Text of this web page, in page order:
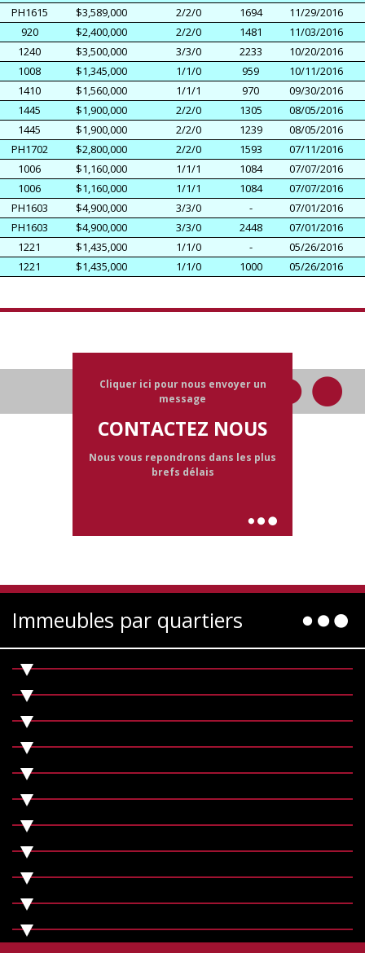
PH1615
$3,589,000 2/2/0 1694
11/29/2016
920
$2,400,000 2/2/0 1481
11/03/2016
1240
$3,500,000 3/3/0 2233
10/20/2016
1008
$1,345,000 1/1/0 959
10/11/2016
1410
$1,560,000 1/1/1 970
09/30/2016
1445
$1,900,000 2/2/0 1305
08/05/2016
1445
$1,900,000 2/2/0 1239
08/05/2016
PH1702
$2,800,000 2/2/0 1593
07/11/2016
1006
$1,160,000 1/1/1 1084
07/07/2016
1006
$1,160,000 1/1/1 1084
07/07/2016
PH1603
$4,900,000 3/3/0 -
07/01/2016
PH1603
$4,900,000 3/3/0 2448
07/01/2016
1221
$1,435,000 1/1/0 -
05/26/2016
1221
$1,435,000 1/1/0 1000 05/26/2016
Cliquer ici pour nous envoyer un
message
CONTACTEZ NOUS
Nous vous repondrons dans les plus
brefs délais
Immeubles par quartiers